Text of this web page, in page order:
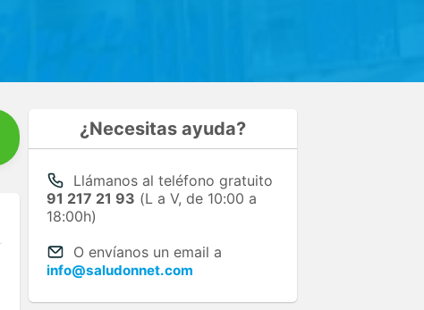
¿Necesitas ayuda?
Llámanos al teléfono gratuito
91 217 21 93 (L a V, de 10:00 a
18:00h)
O envíanos un email a
info@saludonnet.com